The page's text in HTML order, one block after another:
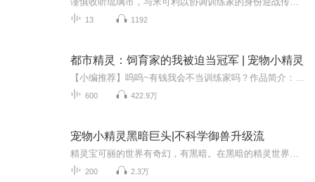
13 1192
都市精灵：饲育家的我被迫当冠军 | 宠物小精灵
600 422.9万
宠物小精灵黑暗巨头|不科学御兽升级流
200 2.3万